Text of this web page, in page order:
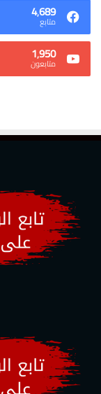
4٬689
متابع
1٬950
متابعون